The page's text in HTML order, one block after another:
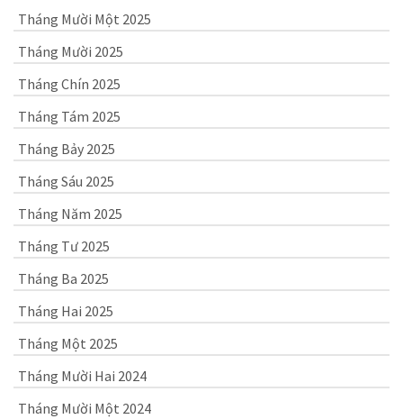
Tháng Mười Một 2025
Tháng Mười 2025
Tháng Chín 2025
Tháng Tám 2025
Tháng Bảy 2025
Tháng Sáu 2025
Tháng Năm 2025
Tháng Tư 2025
Tháng Ba 2025
Tháng Hai 2025
Tháng Một 2025
Tháng Mười Hai 2024
Tháng Mười Một 2024